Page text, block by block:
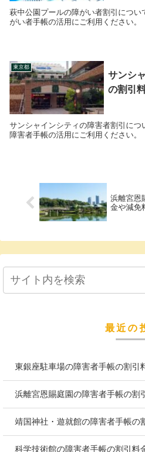
萩中公園プールの障がい者割引につ
がい者手帳の活用にご利用ください。
東京都
サンシ
の割引
サンシャインシティの障害者割引につ
障害者手帳の活用にご利用ください。
浜離宮恩
金や減免
最近の
東銀座駐車場の障害者手帳の割引
浜離宮恩賜庭園の障害者手帳の割
靖国神社・遊就館の障害者手帳の
科学技術館の障害者手帳の割引料